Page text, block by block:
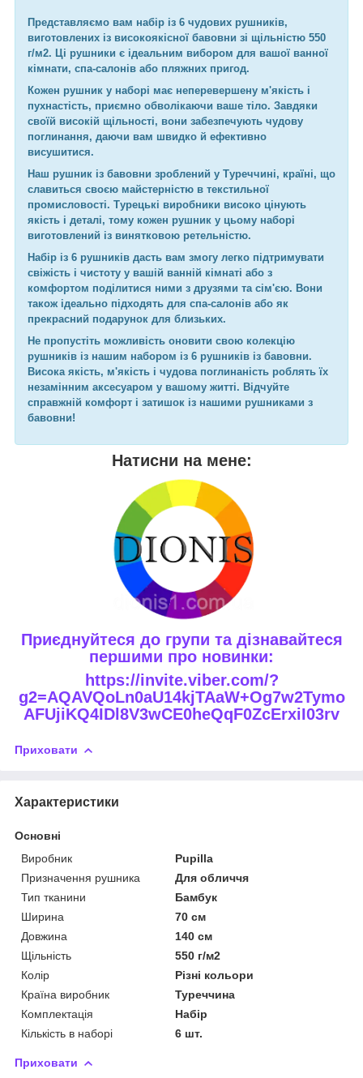
Представляємо вам набір із 6 чудових рушників,
виготовлених із високоякісної бавовни зі щільністю 550
г/м2. Ці рушники є ідеальним вибором для вашої ванної
кімнати, спа-салонів або пляжних пригод.
Кожен рушник у наборі має неперевершену м'якість і
пухнастість, приємно обволікаючи ваше тіло. Завдяки
своїй високій щільності, вони забезпечують чудову
поглинання, даючи вам швидко й ефективно
висушитися.
Наш рушник із бавовни зроблений у Туреччині, країні, що
славиться своєю майстерністю в текстильної
промисловості. Турецькі виробники високо цінують
якість і деталі, тому кожен рушник у цьому наборі
виготовлений із винятковою ретельністю.
Набір із 6 рушників дасть вам змогу легко підтримувати
свіжість і чистоту у вашій ванній кімнаті або з
комфортом поділитися ними з друзями та сім'єю. Вони
також ідеально підходять для спа-салонів або як
прекрасний подарунок для близьких.
Не пропустіть можливість оновити свою колекцію
рушників із нашим набором із 6 рушників із бавовни.
Висока якість, м'якість і чудова поглинаність роблять їх
незамінним аксесуаром у вашому житті. Відчуйте
справжній комфорт і затишок із нашими рушниками з
бавовни!
Натисни на мене:
Приєднуйтеся до групи та дізнавайтеся
першими про новинки:
https://invite.viber.com/?
g2=AQAVQoLn0aU14kjTAaW+Og7w2Tymo
AFUjiKQ4IDl8V3wCE0heQqF0ZcErxiI03rv
Приховати
Характеристики
Основні
Виробник
Pupilla
Призначення рушника
Для обличчя
Тип тканини
Бамбук
Ширина
70 см
Довжина
140 см
Щільність
550 г/м2
Колір
Різні кольори
Країна виробник
Туреччина
Комплектація
Набір
Кількість в наборі
6 шт.
Приховати